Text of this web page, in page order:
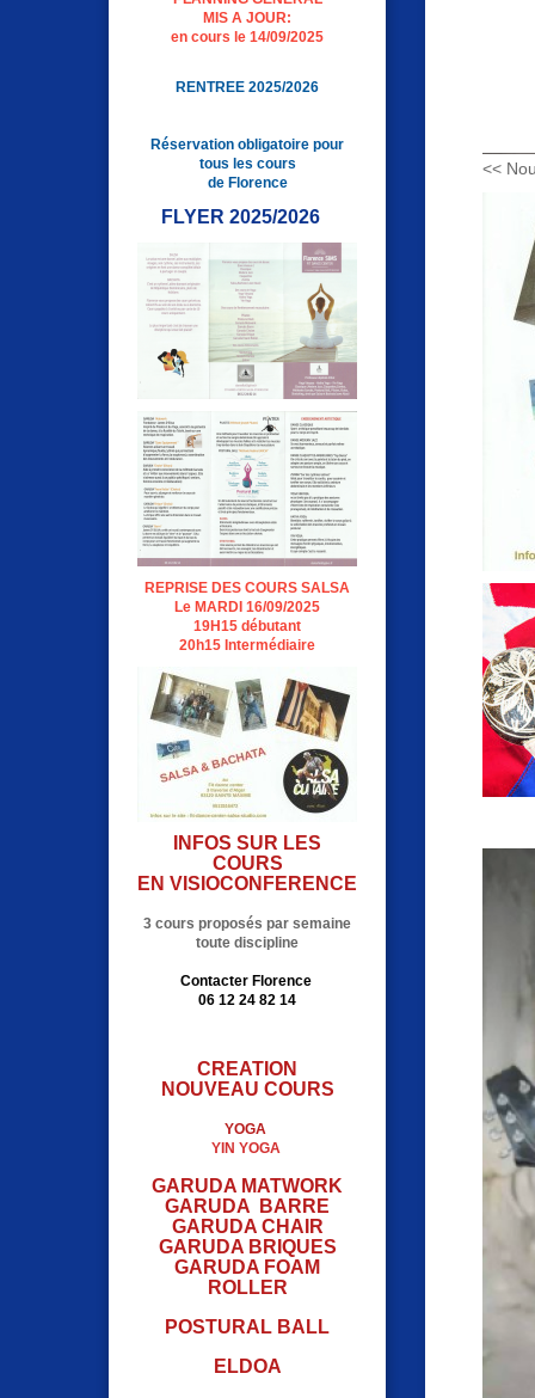
MIS A JOUR:
en cours le 14/09/2025
RENTREE 2025/2026
Réservation obligatoire pour
tous les cours
de Florence
FLYER 2025/2026
REPRISE DES COURS SALSA
Le MARDI 16/09/2025
19H15 débutant
20h15 Intermédiaire
INFOS SUR LES
COURS
EN VISIOCONFERENCE
3 cours proposés par semaine
toute discipline
Contacter Florence
06 12 24 82 14
CREATION
NOUVEAU COURS
YOGA
YIN YOGA
GARUDA MATWORK
GARUDA BARRE
GARUDA CHAIR
GARUDA BRIQUES
GARUDA FOAM
ROLLER
POSTURAL BALL
ELDOA
<<